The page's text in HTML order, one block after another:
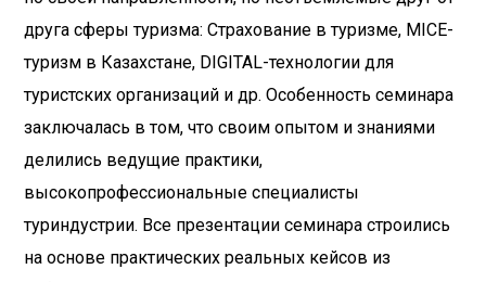
друга сферы туризма: Страхование в туризме, MICE-
туризм в Казахстане, DIGITAL-технологии для
туристских организаций и др. Особенность семинара
заключалась в том, что своим опытом и знаниями
делились ведущие практики,
высокопрофессиональные специалисты
туриндустрии. Все презентации семинара строились
на основе практических реальных кейсов из